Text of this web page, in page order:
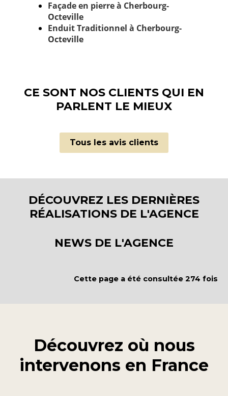
Façade en pierre à Cherbourg-
Octeville
Enduit Traditionnel à Cherbourg-
Octeville
CE SONT NOS CLIENTS QUI EN
PARLENT LE MIEUX
Tous les avis clients
DÉCOUVREZ LES DERNIÈRES
RÉALISATIONS DE L'AGENCE
NEWS DE L'AGENCE
Cette page a été consultée 274 fois
Découvrez où nous
intervenons en France